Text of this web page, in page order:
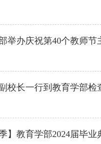
举办庆祝第40个教师节
校长一行到教育学部检
季】教育学部2024届毕